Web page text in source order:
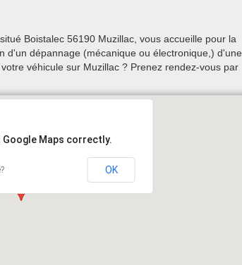
Boistalec 56190 Muzillac, vous accueille pour la
d'un dépannage (mécanique ou électronique,) d'une
véhicule sur Muzillac ? Prenez rendez-vous par
Google Maps correctly.
OK